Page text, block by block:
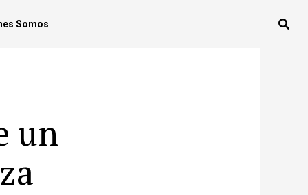
Somos
un